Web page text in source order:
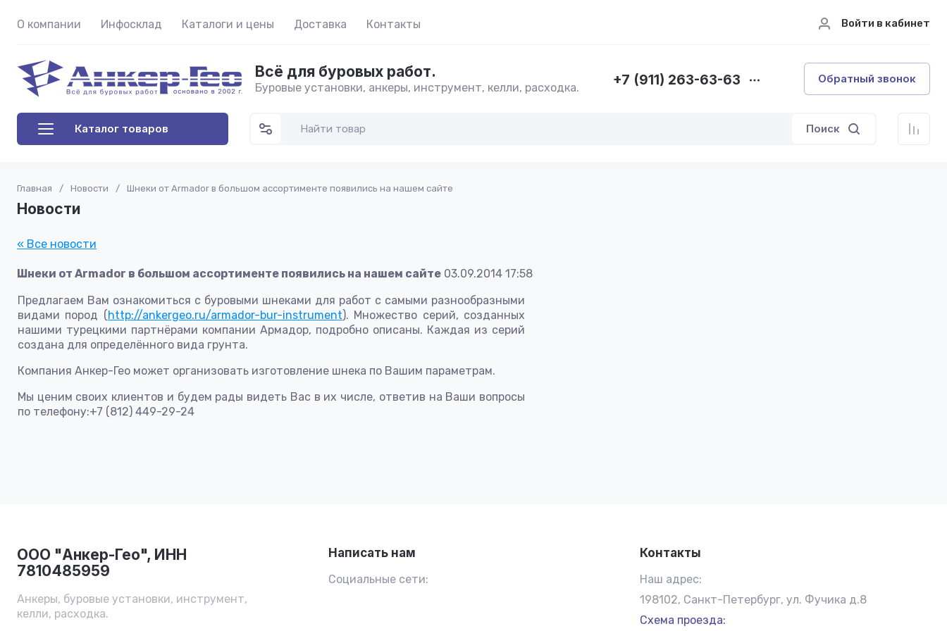
О компании Инфосклад Каталоги и цены Доставка Контакты Войти в кабинет
Всё для буровых работ.
Буровые установки, анкеры, инструмент, келли, расходка. +7 (911) 263-63-63 Обратный звонок
Каталог товаров Поиск
Главная / Новости / Шнеки от Armador в большом ассортименте появились на нашем сайте
Новости
« Все новости
Шнеки от Armador в большом ассортименте появились на нашем сайте 03.09.2014 17:58
Предлагаем Вам ознакомиться с буровыми шнеками для работ с самыми разнообразными
видами пород (http://ankergeo.ru/armador-bur-instrument). Множество серий, созданных
нашими турецкими партнёрами компании Армадор, подробно описаны. Каждая из серий
создана для определённого вида грунта.
Компания Анкер-Гео может организовать изготовление шнека по Вашим параметрам.
Мы ценим своих клиентов и будем рады видеть Вас в их числе, ответив на Ваши вопросы
по телефону:+7 (812) 449-29-24
ООО "Анкер-Гео", ИНН
7810485959
Анкеры, буровые установки, инструмент,
келли, расходка.
Написать нам
Социальные сети:
Контакты
Наш адрес:
198102, Санкт-Петербург, ул. Фучика д.8
Схема проезда: